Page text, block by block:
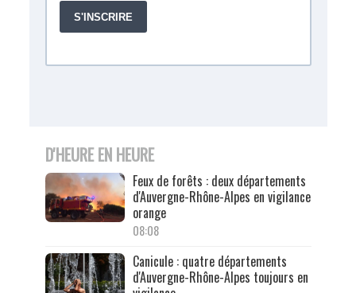
D'HEURE EN HEURE
Feux de forêts : deux départements
d'Auvergne-Rhône-Alpes en vigilance
orange
08:08
Canicule : quatre départements
d'Auvergne-Rhône-Alpes toujours en